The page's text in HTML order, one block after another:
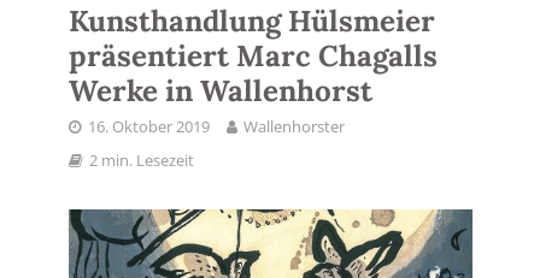
Kunsthandlung Hülsmeier
präsentiert Marc Chagalls
Werke in Wallenhorst
16. Oktober 2019
Wallenhorster
2 min. Lesezeit